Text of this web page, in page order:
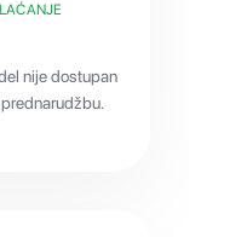
nije dostupan